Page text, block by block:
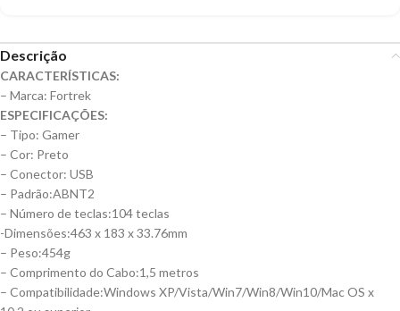
Descrição
CARACTERÍSTICAS:
– Marca: Fortrek
ESPECIFICAÇÕES:
– Tipo: Gamer
– Cor: Preto
– Conector: USB
– Padrão:ABNT2
– Número de teclas:104 teclas
-Dimensões:463 x 183 x 33.76mm
– Peso:454g
– Comprimento do Cabo:1,5 metros
– Compatibilidade:Windows XP/Vista/Win7/Win8/Win10/Mac OS x